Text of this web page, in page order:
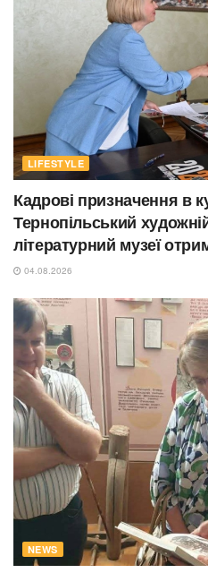
LIFESTYLE
Кадрові призначення в
Тернопільський
літературний музеї
04.08.2026
NEWS